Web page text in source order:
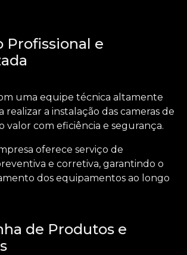
Profissional e
uma equipe técnica altamente
realizar a instalação das cameras de
valor com eficiência e segurança.
oferece serviço de
e corretiva, garantindo o
dos equipamentos ao longo
de Produtos e